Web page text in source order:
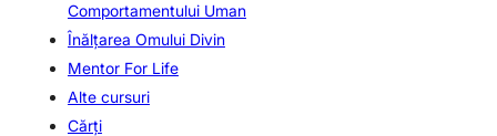
Comportamentului Uman
Înălţarea Omului Divin
Mentor For Life
Alte cursuri
Cărți